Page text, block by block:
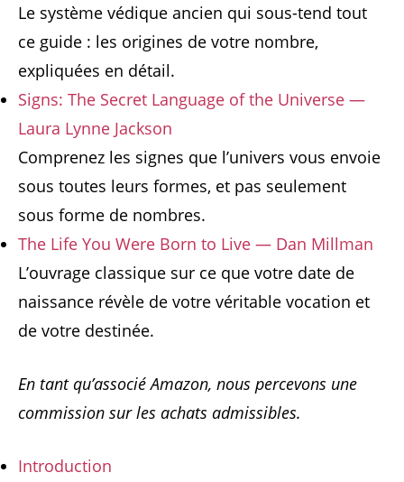
Le système védique ancien qui sous-tend tout
ce guide : les origines de votre nombre,
expliquées en détail.
Signs: The Secret Language of the Universe —
Laura Lynne Jackson
Comprenez les signes que l’univers vous envoie
sous toutes leurs formes, et pas seulement
sous forme de nombres.
The Life You Were Born to Live — Dan Millman
L’ouvrage classique sur ce que votre date de
naissance révèle de votre véritable vocation et
de votre destinée.
En tant qu’associé Amazon, nous percevons une
commission sur les achats admissibles.
Introduction